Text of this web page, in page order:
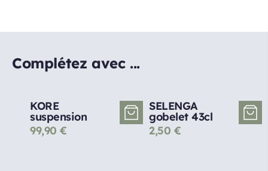
Complétez avec ...
KORE
suspension
99,90 €
SELENGA
gobelet 43cl
2,50 €